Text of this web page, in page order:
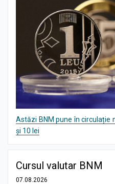
Astăzi BNM pune în circulație
și 10 lei
Cursul valutar BNM
07.08.2026